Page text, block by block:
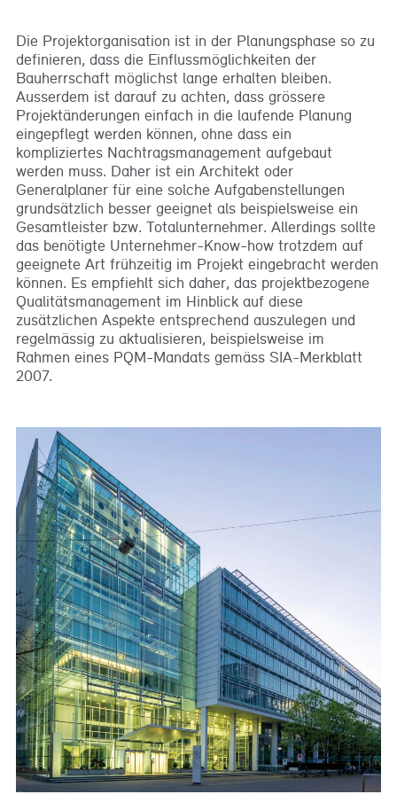
Die Projektorganisation ist in der Planungsphase so zu
definieren, dass die Einflussmöglichkeiten der
Bauherrschaft möglichst lange erhalten bleiben.
Ausserdem ist darauf zu achten, dass grössere
Projektänderungen einfach in die laufende Planung
eingepflegt werden können, ohne dass ein
kompliziertes Nachtragsmanagement aufgebaut
werden muss. Daher ist ein Architekt oder
Generalplaner für eine solche Aufgabenstellungen
grundsätzlich besser geeignet als beispielsweise ein
Gesamtleister bzw. Totalunternehmer. Allerdings sollte
das benötigte Unternehmer-Know-how trotzdem auf
geeignete Art frühzeitig im Projekt eingebracht werden
können. Es empfiehlt sich daher, das projektbezogene
Qualitätsmanagement im Hinblick auf diese
zusätzlichen Aspekte entsprechend auszulegen und
regelmässig zu aktualisieren, beispielsweise im
Rahmen eines PQM-Mandats gemäss SIA-Merkblatt
2007.